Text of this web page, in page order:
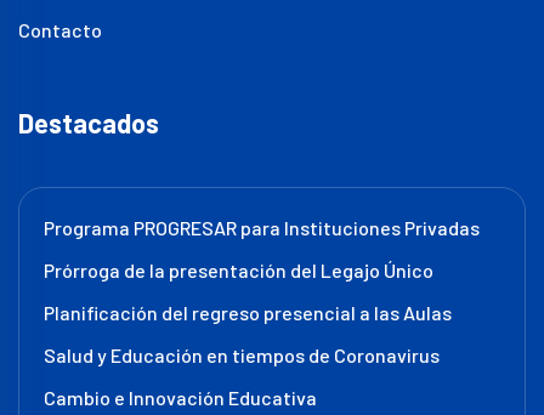
Contacto
Destacados
Programa PROGRESAR para Instituciones Privadas
Prórroga de la presentación del Legajo Único
Planificación del regreso presencial a las Aulas
Salud y Educación en tiempos de Coronavirus
Cambio e Innovación Educativa